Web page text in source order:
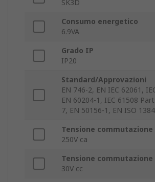
SK3D
Consumo energetico
6.9VA
Grado IP
IP20
Standard/Approvazioni
EN 746-2, EN IEC 62061,
EN 60204-1, IEC 61508
7, EN 50156-1, EN ISO
Tensione commutazione
250V ca
Tensione commutazione
30V cc